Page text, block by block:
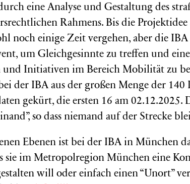
eine Analyse und Gestaltung des
Rahmens. Bis die
noch einige Zeit vergehen, aber die
um Gleichgesinnte zu treffen und
und Initiativen im Bereich Mobilität zu
der IBA aus der großen Menge der 140
gekürt, die ersten 16 am 02.12.2025.
so dass niemand auf der Strecke
Ebenen ist bei der IBA in München
sie im Metropolregion München eine
will oder einfach einen “Unort”